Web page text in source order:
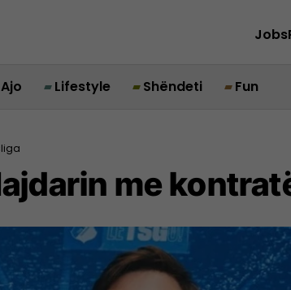
Jobs
Ajo Lifestyle Shëndeti Fun
me